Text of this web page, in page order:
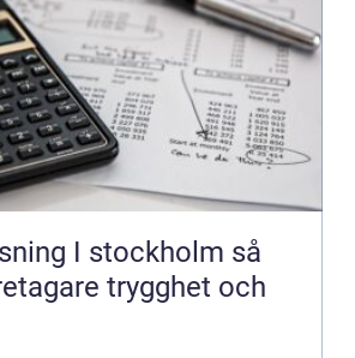
I stockholm så
trygghet och